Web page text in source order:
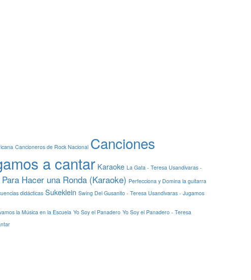
Cancioneros de Rock Nacional Canciones
a cantar Karaoke La Gata - Teresa Usandivaras -
Para Hacer una Ronda (Karaoke) Perfecciona y Domina la guitarra
didácticas Sukeklein Swing Del Gusanito - Teresa Usandivaras - Jugamos
la Música en la Escuela Yo Soy el Panadero Yo Soy el Panadero - Teresa